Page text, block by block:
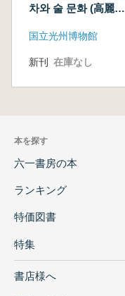
차와 술 문화 (高麗飲:
と酒の文化)
AND THE ART OF
国立光州博物館
新刊 在庫なし
本を探す
六一書房の本
ランキング
特価図書
特集
書店様へ